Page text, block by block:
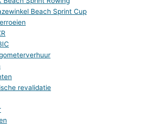
Beach Sprint Cup
revalidatie